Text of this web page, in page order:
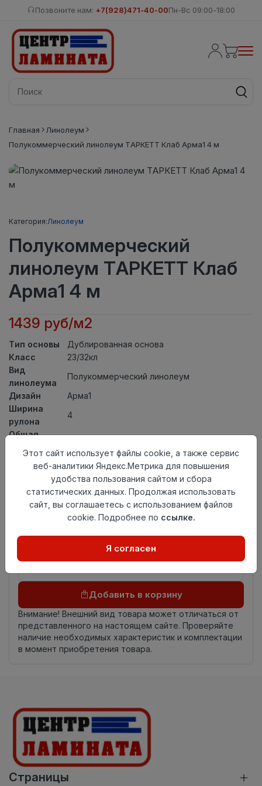
Позвоните нам: +7(928)471-40-00Пн-Вс 09:00-18:00
Главная
Линолеум
Полукоммерческий линолеум ТАРКЕТТ Клаб Арма1 4 м
Категория:Линолеум
Полукоммерческий
линолеум ТАРКЕТТ Клаб
Арма1 4 м
1439 руб/м2
Тип основы
Дублированная основа
Класс
23/32кл
Вид
линолеума
Полукоммерческий линолеум
Дизайн
Арма1
Ширина
рулона
4
Общая
Актуален
Россия
Добавить в корзину
Внимание! Внешний вид товара может отличаться от
представленного на настоящем сайте. Проверяйте
наличие необходимых характеристик и комплектации
в момент приобретения товара.
Страницы
Этот сайт использует файлы cookie, а также сервис
веб-аналитики Яндекс.Метрика для повышения
удобства пользования сайтом и сбора
статистических данных. Продолжая использовать
сайт, вы соглашаетесь с использованием файлов
cookie. Подробнее по ссылке.
Я согласен